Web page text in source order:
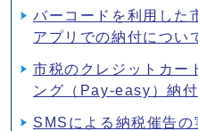
バーコードを利用した
アプリでの納付につい
市税のクレジットカー
ング（Pay-easy）納
SMSによる納税催告の